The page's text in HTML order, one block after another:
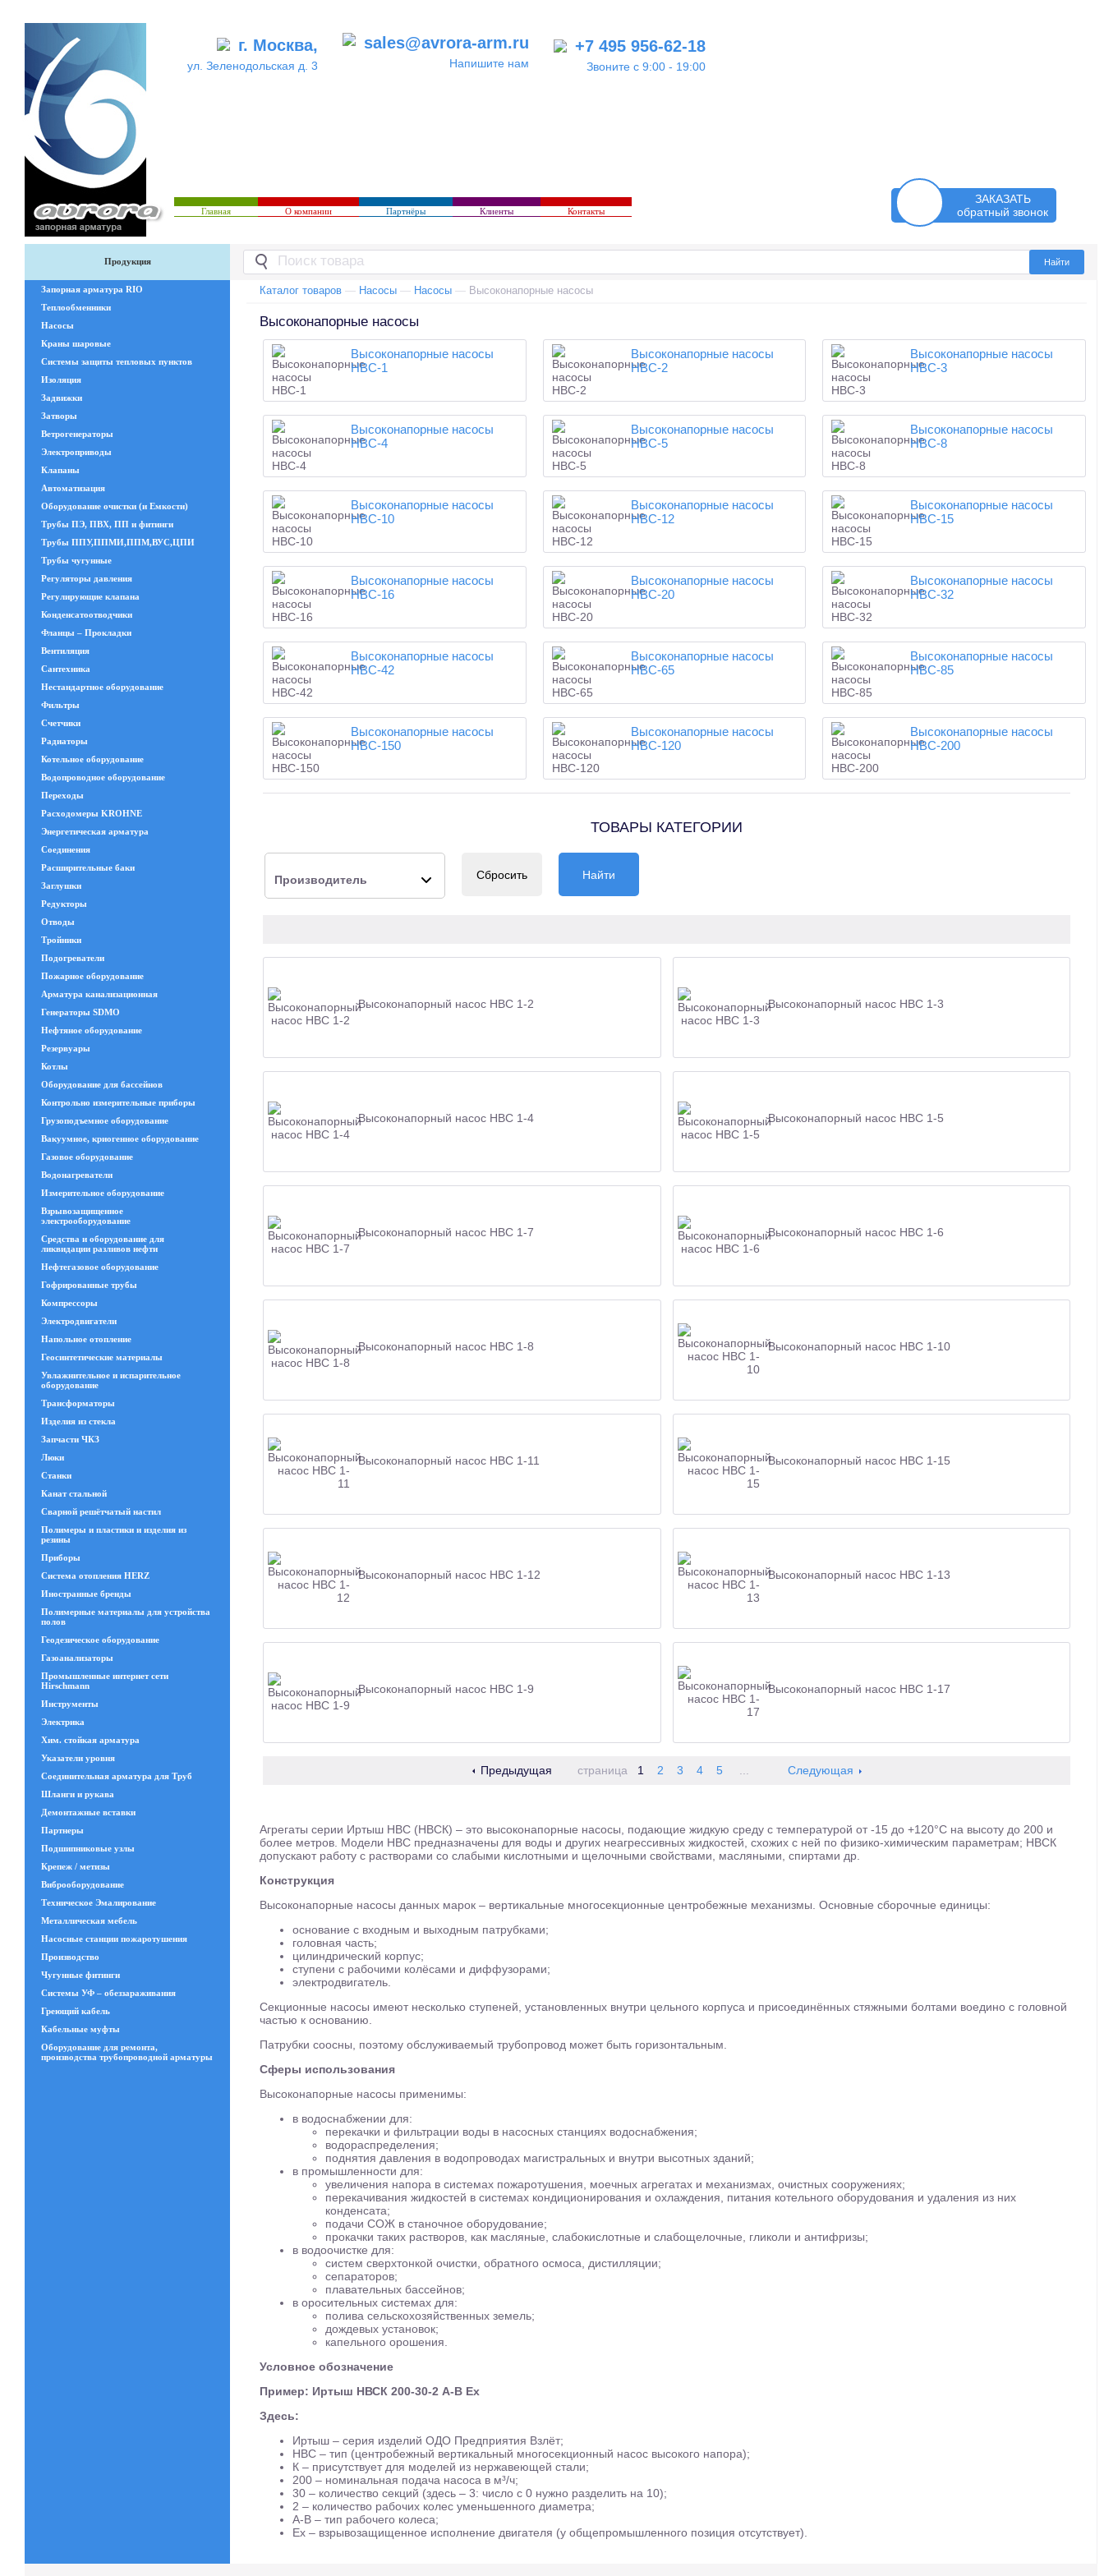
г. Москва,
ул. Зеленодольская д. 3
sales@avrora-arm.ru
Напишите нам
+7 495 956-62-18
Звоните с 9:00 - 19:00
Главная О компании Партнёры Клиенты Контакты
ЗАКАЗАТЬ
обратный звонок
Продукция
Запорная арматура RIO
Теплообменники
Насосы
Краны шаровые
Системы защиты тепловых пунктов
Изоляция
Задвижки
Затворы
Ветрогенераторы
Электроприводы
Клапаны
Автоматизация
Оборудование очистки (и Емкости)
Трубы ПЭ, ПВХ, ПП и фитинги
Трубы ППУ,ППМИ,ППМ,ВУС,ЦПИ
Трубы чугунные
Регуляторы давления
Регулирующие клапана
Конденсатоотводчики
Фланцы – Прокладки
Вентиляция
Сантехника
Нестандартное оборудование
Фильтры
Счетчики
Радиаторы
Котельное оборудование
Водопроводное оборудование
Переходы
Расходомеры KROHNE
Энергетическая арматура
Соединения
Расширительные баки
Заглушки
Редукторы
Отводы
Тройники
Подогреватели
Пожарное оборудование
Арматура канализационная
Генераторы SDMO
Нефтяное оборудование
Резервуары
Котлы
Оборудование для бассейнов
Контрольно измерительные приборы
Грузоподъемное оборудование
Вакуумное, криогенное оборудование
Газовое оборудование
Водонагреватели
Измерительное оборудование
Взрывозащищенное
электрооборудование
Средства и оборудование для
ликвидации разливов нефти
Нефтегазовое оборудование
Гофрированные трубы
Компрессоры
Электродвигатели
Напольное отопление
Геосинтетические материалы
Увлажнительное и испарительное
оборудование
Трансформаторы
Изделия из стекла
Запчасти ЧКЗ
Люки
Станки
Канат стальной
Сварной решётчатый настил
Полимеры и пластики и изделия из
резины
Приборы
Система отопления HERZ
Иностранные бренды
Полимерные материалы для устройства
полов
Геодезическое оборудование
Газоанализаторы
Промышленные интернет сети
Hirschmann
Инструменты
Электрика
Хим. стойкая арматура
Указатели уровня
Соединительная арматура для Труб
Шланги и рукава
Демонтажные вставки
Партнеры
Подшипниковые узлы
Крепеж / метизы
Виброоборудование
Техническое Эмалирование
Металлическая мебель
Насосные станции пожаротушения
Производство
Чугунные фитинги
Системы УФ – обеззараживания
Греющий кабель
Кабельные муфты
Оборудование для ремонта,
производства трубопроводной арматуры
Каталог товаров — Насосы — Насосы — Высоконапорные насосы
Высоконапорные насосы
Высоконапорные насосы
НВС-1
Высоконапорные насосы
НВС-2
Высоконапорные насосы
НВС-3
Высоконапорные насосы
НВС-4
Высоконапорные насосы
НВС-5
Высоконапорные насосы
НВС-8
Высоконапорные насосы
НВС-10
Высоконапорные насосы
НВС-12
Высоконапорные насосы
НВС-15
Высоконапорные насосы
НВС-16
Высоконапорные насосы
НВС-20
Высоконапорные насосы
НВС-32
Высоконапорные насосы
НВС-42
Высоконапорные насосы
НВС-65
Высоконапорные насосы
НВС-85
Высоконапорные насосы
НВС-150
Высоконапорные насосы
НВС-120
Высоконапорные насосы
НВС-200
ТОВАРЫ КАТЕГОРИИ
Производитель Сбросить Найти
Высоконапорный насос НВС 1-2 Высоконапорный насос НВС 1-3
Высоконапорный насос НВС 1-4 Высоконапорный насос НВС 1-5
Высоконапорный насос НВС 1-7 Высоконапорный насос НВС 1-6
Высоконапорный насос НВС 1-8 Высоконапорный насос НВС 1-10
Высоконапорный насос НВС 1-11 Высоконапорный насос НВС 1-15
Высоконапорный насос НВС 1-12 Высоконапорный насос НВС 1-13
Высоконапорный насос НВС 1-9 Высоконапорный насос НВС 1-17
Предыдущая страница 1 2 3 4 5... Следующая
Агрегаты серии Иртыш НВС (НВСК) – это высоконапорные насосы, подающие жидкую среду с температурой от -15 до +120°С на высоту до 200 и
более метров. Модели НВС предназначены для воды и других неагрессивных жидкостей, схожих с ней по физико-химическим параметрам; НВСК
допускают работу с растворами со слабыми кислотными и щелочными свойствами, масляными, спиртами др.
Конструкция
Высоконапорные насосы данных марок – вертикальные многосекционные центробежные механизмы. Основные сборочные единицы:
основание с входным и выходным патрубками;
головная часть;
цилиндрический корпус;
ступени с рабочими колёсами и диффузорами;
электродвигатель.
Секционные насосы имеют несколько ступеней, установленных внутри цельного корпуса и присоединённых стяжными болтами воедино с головной
частью к основанию.
Патрубки соосны, поэтому обслуживаемый трубопровод может быть горизонтальным.
Сферы использования
Высоконапорные насосы применимы:
в водоснабжении для:
перекачки и фильтрации воды в насосных станциях водоснабжения;
водораспределения;
поднятия давления в водопроводах магистральных и внутри высотных зданий;
в промышленности для:
увеличения напора в системах пожаротушения, моечных агрегатах и механизмах, очистных сооружениях;
перекачивания жидкостей в системах кондиционирования и охлаждения, питания котельного оборудования и удаления из них
конденсата;
подачи СОЖ в станочное оборудование;
прокачки таких растворов, как масляные, слабокислотные и слабощелочные, гликоли и антифризы;
в водоочистке для:
систем сверхтонкой очистки, обратного осмоса, дистилляции;
сепараторов;
плавательных бассейнов;
в оросительных системах для:
полива сельскохозяйственных земель;
дождевых установок;
капельного орошения.
Условное обозначение
Пример: Иртыш НВСК 200-30-2 А-В Ех
Здесь:
Иртыш – серия изделий ОДО Предприятия Взлёт;
НВС – тип (центробежный вертикальный многосекционный насос высокого напора);
К – присутствует для моделей из нержавеющей стали;
200 – номинальная подача насоса в м³/ч;
30 – количество секций (здесь – 3: число с 0 нужно разделить на 10);
2 – количество рабочих колес уменьшенного диаметра;
А-В – тип рабочего колеса;
Ех – взрывозащищенное исполнение двигателя (у общепромышленного позиция отсутствует).